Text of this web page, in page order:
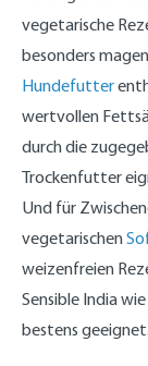
vegetarische
besonders
Hundefutter
wertvollen
durch die
Trockenfutter
Und für
vegetarischen
weizenfreien
Sensible India
bestens geeignet.